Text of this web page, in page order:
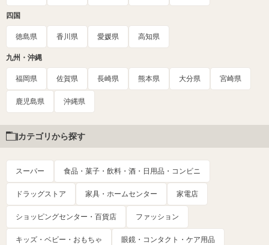
四国
徳島県 香川県 愛媛県 高知県
九州・沖縄
福岡県 佐賀県 長崎県 熊本県 大分県 宮崎県
鹿児島県 沖縄県
カテゴリから探す
スーパー 食品・菓子・飲料・酒・日用品・コンビニ
ドラッグストア 家具・ホームセンター 家電店
ショッピングセンター・百貨店 ファッション
キッズ・ベビー・おもちゃ 眼鏡・コンタクト・ケア用品